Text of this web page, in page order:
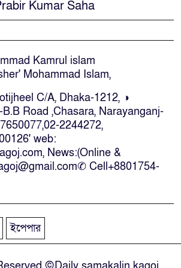
মধ্যেই বাংলাদেশে ফিরতে চান শেখ
হাসিনা
অ্যারেস্ট’ নয়, হাইকোর্টের আদেশ
স্থগিত
দক্ষিণ আফ্রিকায় অগ্নিকান্ডে নিহতদের
লাশ আনা’সহ পূর্ণ সহায়তার আশ্বাস
ইউএনও’র
কক্সবাজারে কোস্টগার্ডের অভিযানে
দক্ষিণ আফ্রিকায় দোকানে আগুন, ৬
বাংলাদেশি নিহত
Kumar Saha
Kamrul islam
Mohammad Islam,
C/A, Dhaka-1212, ◑
Road ,Chasara, Narayanganj-
2244272,
web:
News:(Online &
Cell+8801754-
ইপেপার